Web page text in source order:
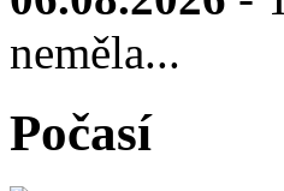
neměla...
Počasí